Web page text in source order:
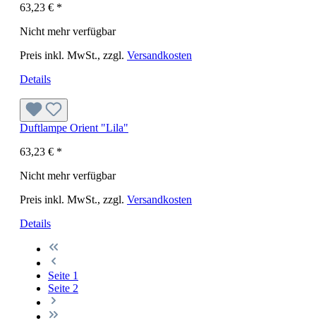
63,23 € *
Nicht mehr verfügbar
Preis inkl. MwSt., zzgl. Versandkosten
Details
Duftlampe Orient "Lila"
63,23 € *
Nicht mehr verfügbar
Preis inkl. MwSt., zzgl. Versandkosten
Details
Seite 1
Seite 2